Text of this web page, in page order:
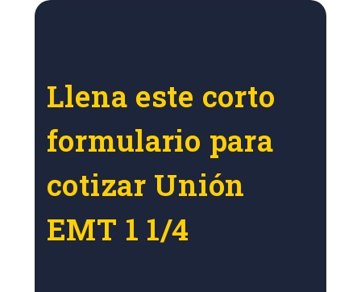
Llena este corto
formulario para
cotizar Unión
EMT 1 1/4